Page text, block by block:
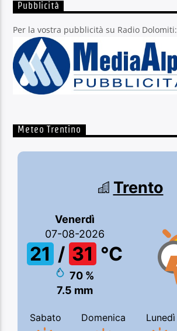
Pubblicità
Per la vostra pubblicità su Radio Dolomiti:
Meteo Trentino